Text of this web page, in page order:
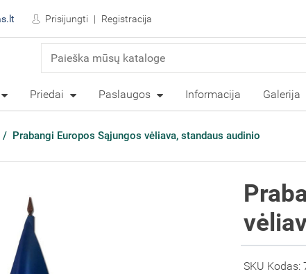
Prisijungti Registracija
Priedai Paslaugos Informacija Galerija
Prabangi Europos Sąjungos vėliava, standaus audinio
SKU Kodas: